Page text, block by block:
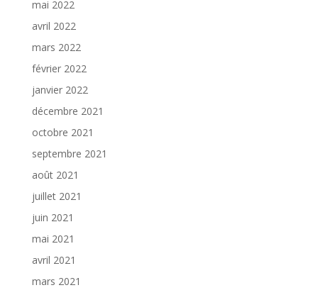
mai 2022
avril 2022
mars 2022
février 2022
janvier 2022
décembre 2021
octobre 2021
septembre 2021
août 2021
juillet 2021
juin 2021
mai 2021
avril 2021
mars 2021